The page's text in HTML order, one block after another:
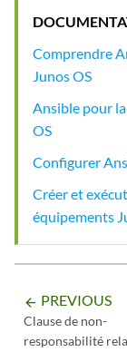
Comprendre
Junos OS
Ansible pour
OS
Configurer
Créer et
équipements
arrow_backward PREVIOUS
Clause de non-
responsabilité